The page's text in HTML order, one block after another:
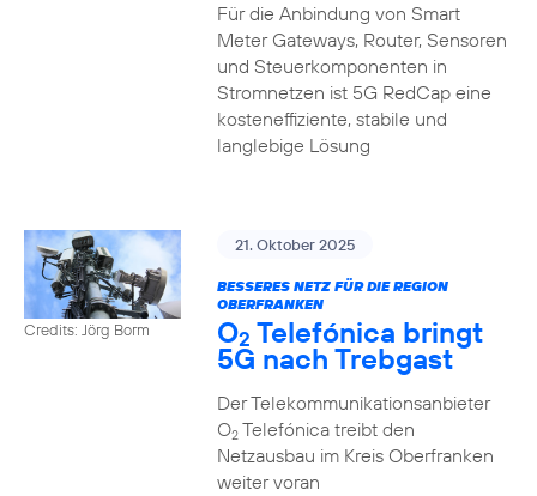
Für die Anbindung von Smart
Meter Gateways, Router, Sensoren
und Steuerkomponenten in
Stromnetzen ist 5G RedCap eine
kosteneffiziente, stabile und
langlebige Lösung
Credits: Jörg Borm
21. Oktober 2025
BESSERES NETZ FÜR DIE REGION
OBERFRANKEN
O2 Telefónica bringt
5G nach Trebgast
Der Telekommunikationsanbieter
O2Telefónica treibt den
Netzausbau im Kreis Oberfranken
weiter voran